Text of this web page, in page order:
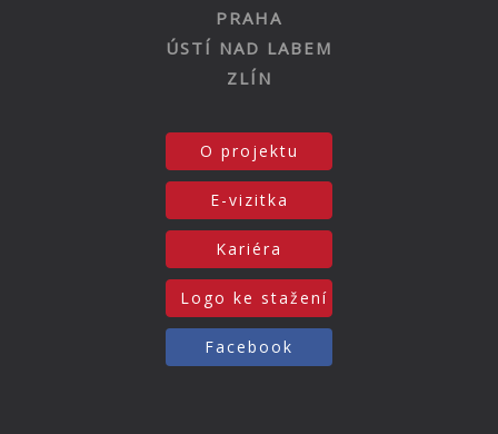
PRAHA
ÚSTÍ NAD LABEM
ZLÍN
O projektu
E-vizitka
Kariéra
Logo ke stažení
Facebook